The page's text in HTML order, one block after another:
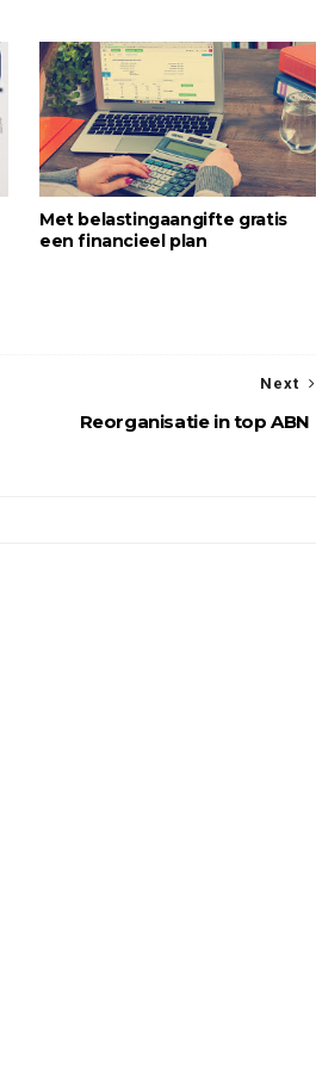
Met belastingaangifte gratis
een financieel plan
Next
Reorganisatie in top ABN